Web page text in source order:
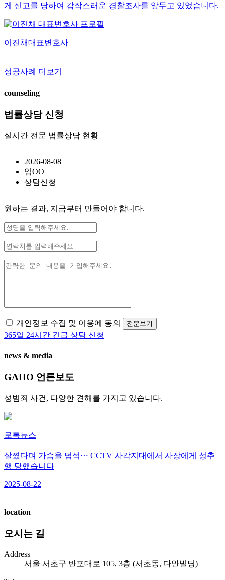
게 신고를 당하여 갑작스러운 경찰조사를 앞두고 있었습니다.
이진채대표변호사
성공사례 더보기
counseling
법률상담 신청
실시간 전문 법률상담 현황
2026-08-08
임OO
상담신청
원하는 결과, 지금부터 만들어야 합니다.
개인정보 수집 및 이용에 동의 전문보기
365일 24시간 긴급 상담 신청
news & media
GAHO 언론보도
성범죄 사건, 다양한 견해를 가지고 있습니다.
로톡뉴스
살쪘다며 가슴을 덥석⋯ CCTV 사각지대에서 사장에게 성추
행 당했습니다
2025-08-22
location
오시는 길
Address
서울 서초구 반포대로 105, 3층 (서초동, 다안빌딩)